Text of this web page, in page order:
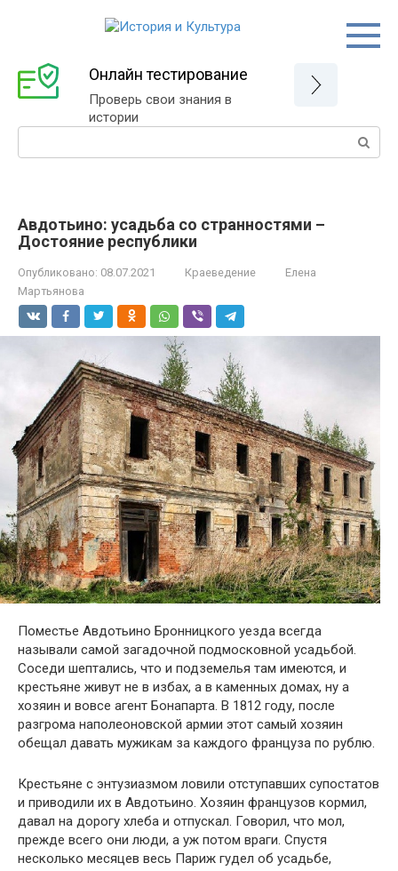
Онлайн тестирование
Проверь свои знания в
истории
Поиск:
Авдотьино: усадьба со странностями –
Достояние республики
Опубликовано: 08.07.2021 Краеведение
Елена
Мартьянова
Поместье Авдотьино Бронницкого уезда всегда
называли самой загадочной подмосковной усадьбой.
Соседи шептались, что и подземелья там имеются, и
крестьяне живут не в избах, а в каменных домах, ну а
хозяин и вовсе агент Бонапарта. В 1812 году, после
разгрома наполеоновской армии этот самый хозяин
обещал давать мужикам за каждого француза по рублю.
Крестьяне с энтузиазмом ловили отступавших супостатов
и приводили их в Авдотьино. Хозяин французов кормил,
давал на дорогу хлеба и отпускал. Говорил, что мол,
прежде всего они люди, а уж потом враги. Спустя
несколько месяцев весь Париж гудел об усадьбе,